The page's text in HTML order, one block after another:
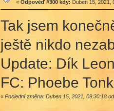
« Odpověď #300 kdy: Duben 15, 2021,
Tak jsem
ještě nikdo
Update: Dík
FC: Phoebe
« Poslední změna: Duben 15, 2021, 09:30:18